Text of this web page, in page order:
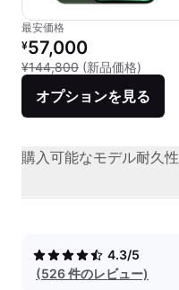
最安価格
リファービッシュ品の価格：
¥57,000
¥144,800 (新品価格)
オプションを見る
購入可能なモデル耐久性
4.3/5
(526 件のレビュー)